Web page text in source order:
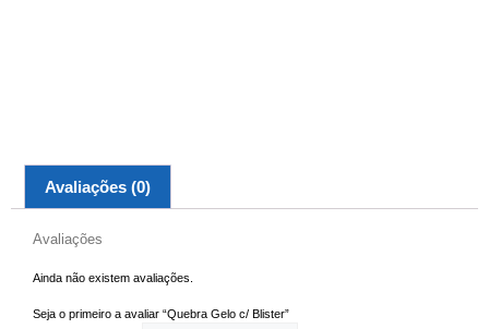
Avaliações (0)
Avaliações
Ainda não existem avaliações.
Seja o primeiro a avaliar “Quebra Gelo c/ Blister”